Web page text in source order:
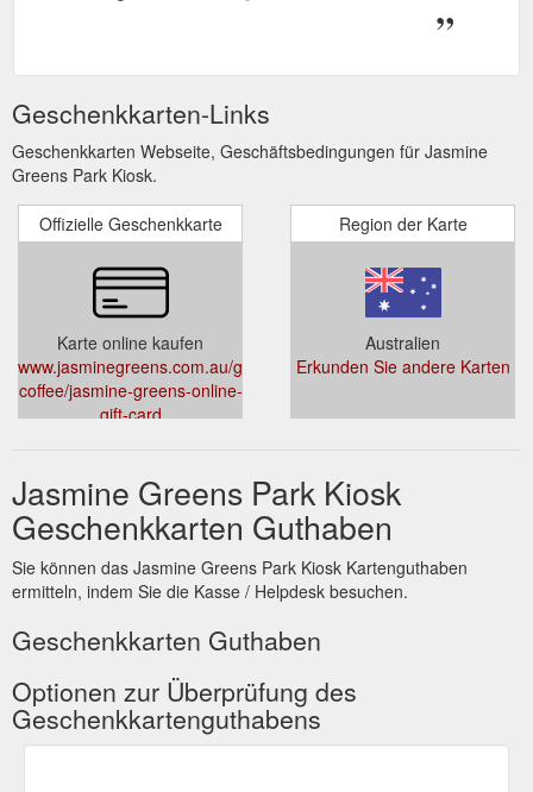
Geschenkkarten-Links
Geschenkkarten Webseite, Geschäftsbedingungen für Jasmine
Greens Park Kiosk.
Offizielle Geschenkkarte
Karte online kaufen
www.jasminegreens.com.au/gifts-
coffee/jasmine-greens-online-
gift-card
Region der Karte
Australien
Erkunden Sie andere Karten
Jasmine Greens Park Kiosk
Geschenkkarten Guthaben
Sie können das Jasmine Greens Park Kiosk Kartenguthaben
ermitteln, indem Sie die Kasse / Helpdesk besuchen.
Geschenkkarten Guthaben
Optionen zur Überprüfung des
Geschenkkartenguthabens